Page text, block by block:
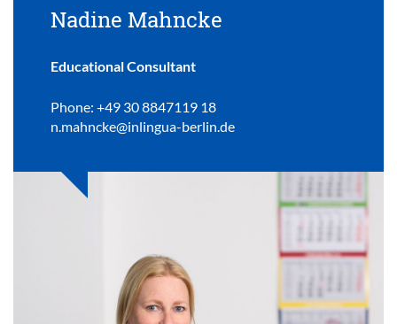
Nadine Mahncke
Educational Consultant
Phone: +49 30 8847119 18
n.mahncke@inlingua-berlin.de